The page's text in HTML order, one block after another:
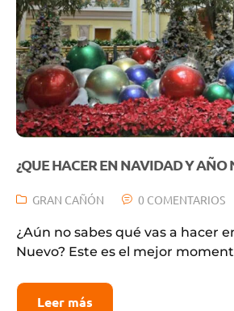
¿QUE HACER EN NAVIDAD Y AÑO
GRAN CAÑÓN 0 COMENTARIOS
¿Aún no sabes qué vas a hacer
Nuevo? Este es el mejor
Leer más